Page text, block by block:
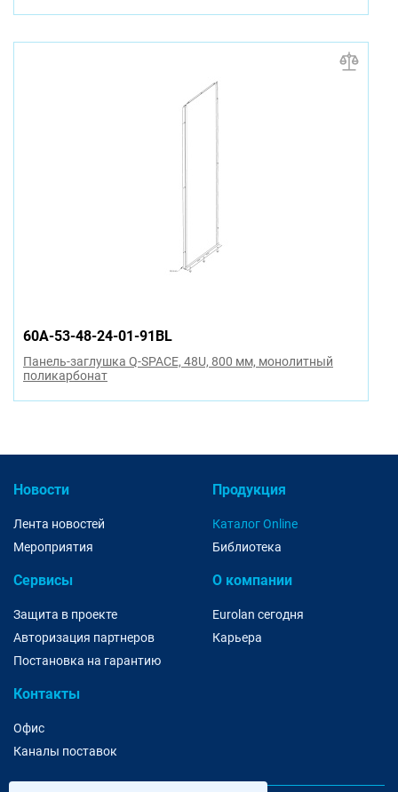
60A-53-48-24-01-91BL
Панель-заглушка Q-SPACE, 48U, 800 мм, монолитный
поликарбонат
Новости
Лента новостей
Мероприятия
Продукция
Каталог Online
Библиотека
Сервисы
Защита в проекте
Авторизация партнеров
Постановка на гарантию
О компании
Eurolan сегодня
Карьера
Контакты
Офис
Каналы поставок